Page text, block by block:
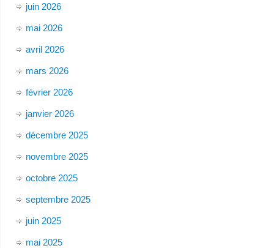
juin 2026
mai 2026
avril 2026
mars 2026
février 2026
janvier 2026
décembre 2025
novembre 2025
octobre 2025
septembre 2025
juin 2025
mai 2025